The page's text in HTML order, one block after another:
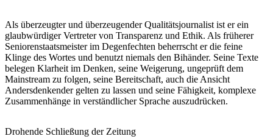
Als überzeugter und überzeugender Qualitätsjournalist ist er ein
glaubwürdiger Vertreter von Transparenz und Ethik. Als früherer
Seniorenstaatsmeister im Degenfechten beherrscht er die feine
Klinge des Wortes und benutzt niemals den Bihänder. Seine Texte
belegen Klarheit im Denken, seine Weigerung, ungeprüft dem
Mainstream zu folgen, seine Bereitschaft, auch die Ansicht
Andersdenkender gelten zu lassen und seine Fähigkeit, komplexe
Zusammenhänge in verständlicher Sprache auszudrücken.
Drohende Schließung der Zeitung